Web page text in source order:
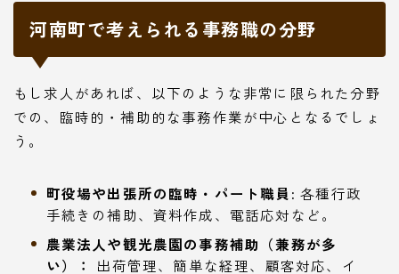
河南町で考えられる事務職の分野
もし求人があれば、以下のような非常に限られた分野
での、臨時的・補助的な事務作業が中心となるでしょ
う。
町役場や出張所の臨時・パート職員: 各種行政
手続きの補助、資料作成、電話応対など。
農業法人や観光農園の事務補助（兼務が多
い）：
出荷管理、簡単な経理、顧客対応、イ